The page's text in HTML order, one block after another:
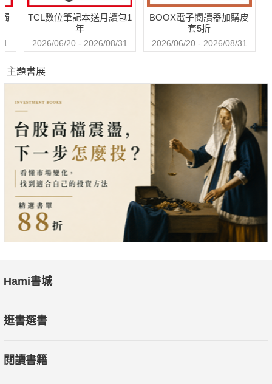
TCL數位筆記本送月讀包1
年
2026/06/20 - 2026/08/31
BOOX電子閱讀器加購皮
套5折
2026/06/20 - 2026/08/31
主題書展
Hami書城
逛書選書
閱讀書籍